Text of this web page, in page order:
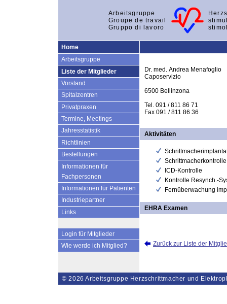
Arbeitsgruppe
Groupe de travail
Gruppo di lavoro
Home
Arbeitsgruppe
Liste der Mitglieder
Vorstand
Spitalzentren
Privatpraxen
Termine, Meetings
Jahresstatistik
Richtlinien
Bestellungen
Informationen für
Fachpersonen
Informationen für Patienten
Industriepartner
Links
Login für Mitglieder
Wie werde ich Mitglied?
Dr. med. Andrea Menafoglio
Caposervizio
6500 Bellinzona
Tel. 091 / 811 86 71
Fax 091 / 811 86 36
Aktivitäten
Schrittmacherkontrolle
ICD-Kontrolle
Kontrolle Resynch.-
Fernüberwachung
EHRA Examen
Zurück zur Liste der
© 2026 Arbeitsgruppe Herzschrittmacher und